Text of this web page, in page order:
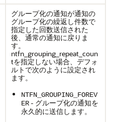
グループ化の通知が通知の
グループ化の繰返し件数で
指定した回数送信された
後、通常の通知に戻りま
す。
ntfn_grouping_repeat_coun
tを指定しない場合、デフォ
ルトで次のように設定され
ます。
NTFN_GROUPING_FOREV
ER - グループ化の通知を
永久的に送信します。